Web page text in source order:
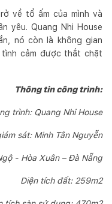
về tổ ấm của mình và
yêu. Quang Nhi House
nó còn là không gian
cảm được thắt chặt
Thông tin công trình:
trình: Quang Nhi House
sát: Minh Tân Nguyễn
- Hòa Xuân – Đà Nẵng
Diện tích đất: 259m2